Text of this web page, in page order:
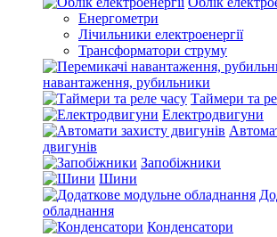
Енергометри
Лічильники електроенергії
Трансформатори струму
навантаження, рубильники
Таймери та
Електродвигуни
двигунів
Запобіжники
Шини
обладнання
Конденсатори